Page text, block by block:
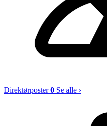
Direktørposter0 Se alle ›